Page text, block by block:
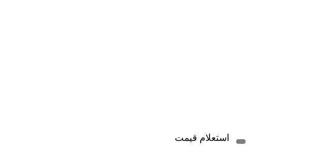
استعلام قیمت